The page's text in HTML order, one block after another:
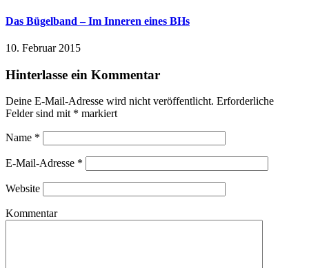
Das Bügelband – Im Inneren eines BHs
10. Februar 2015
Hinterlasse ein Kommentar
Deine E-Mail-Adresse wird nicht veröffentlicht. Erforderliche
Felder sind mit * markiert
Name *
E-Mail-Adresse *
Website
Kommentar